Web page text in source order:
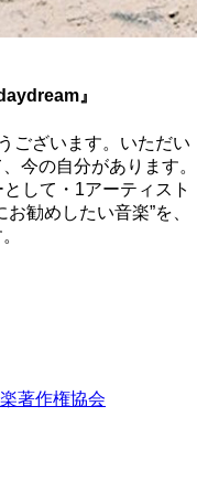
』
ございます。いただい
今の自分があります。
して・1アーティスト
勧めしたい音楽”を、